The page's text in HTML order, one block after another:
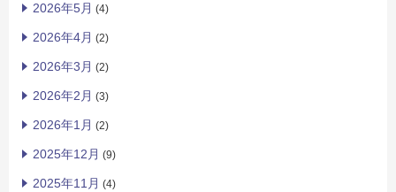
2026年5月 (4)
2026年4月 (2)
2026年3月 (2)
2026年2月 (3)
2026年1月 (2)
2025年12月 (9)
2025年11月 (4)